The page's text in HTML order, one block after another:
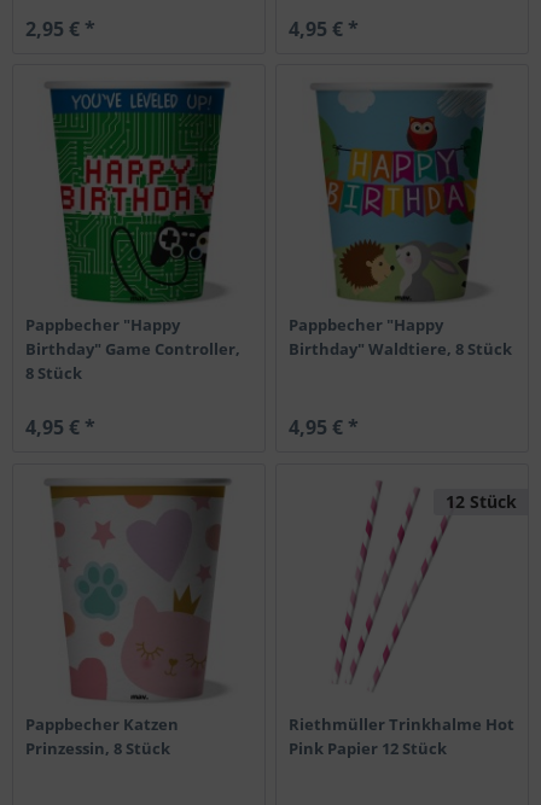
2,95 € * 4,95 € *
Pappbecher "Happy
Birthday" Game Controller,
8 Stück
4,95 € *
Pappbecher "Happy
Birthday" Waldtiere, 8 Stück
4,95 € *
Pappbecher Katzen
Prinzessin, 8 Stück
12 Stück
Riethmüller Trinkhalme Hot
Pink Papier 12 Stück